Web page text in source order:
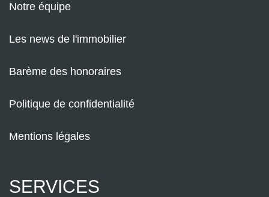
Notre équipe
Les news de l'immobilier
Barème des honoraires
Politique de confidentialité
Mentions légales
SERVICES